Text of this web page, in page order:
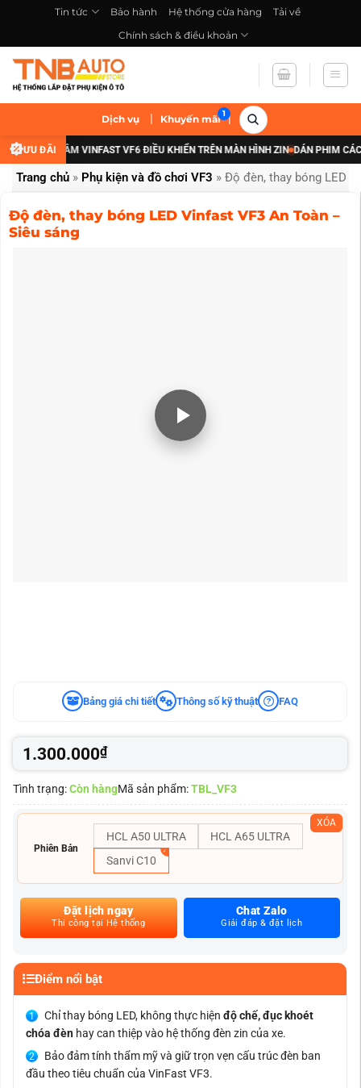
nội
dung
Tin tức Bảo hành Hệ thống cửa hàng
Tải về
Chính sách & điều khoản
Dịch vụ | Khuyến mãi |
ƯU ĐÃI
GẦM VINFAST VF6 ĐIỀU KHIỂN TRÊN MÀN HÌNH ZIN DÁN PHIM CÁCH
Trang chủ » Phụ kiện và đồ chơi VF3 » Độ đèn, thay bóng LED
Độ đèn, thay bóng LED Vinfast VF3 An Toàn –
Siêu sáng
Bảng giá chi tiết Thông số kỹ thuật FAQ
1.300.000₫
Tình trạng:Còn hàngMã sản phẩm:TBL_VF3
Phiên Bản
HCL A50 ULTRA
HCL A65 ULTRA
Sanvi C10
XÓA
Đặt lịch ngay
Thi công tại Hệ thống
Chat Zalo
Giải đáp & đặt lịch
Điểm nổi bật
Chỉ thay bóng LED, không thực hiện độ chế, đục khoét
chóa đèn hay can thiệp vào hệ thống đèn zin của xe.
Bảo đảm tính thẩm mỹ và giữ trọn vẹn cấu trúc đèn ban
đầu theo tiêu chuẩn của VinFast VF3.